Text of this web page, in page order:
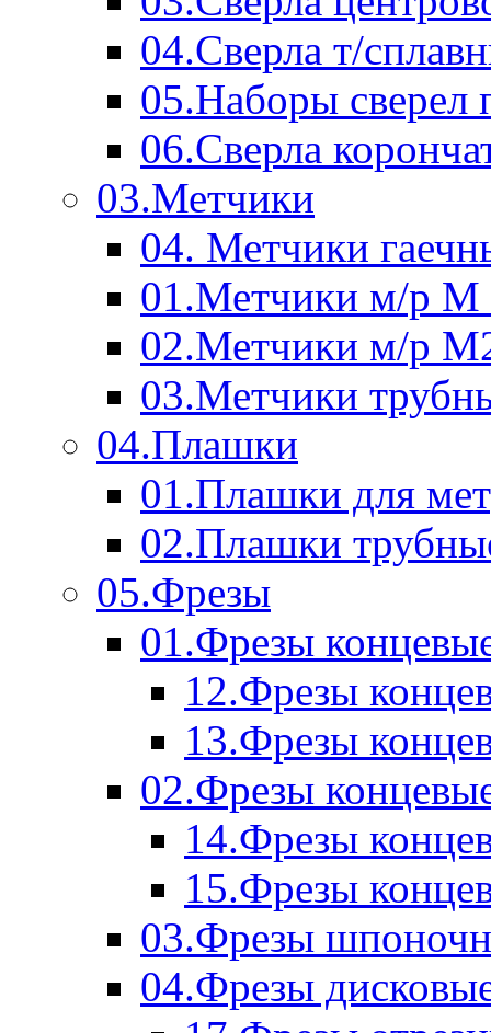
04.Сверла т/
05.Наборы сверел
06.Сверла
03.Метчики
04. Метчики
01.Метчики м/р М
02.Метчики м/р
03.Метчики
04.Плашки
01.Плашки для
02.Плашки
05.Фрезы
01.Фрезы
12.Фрезы
13.Фрезы
02.Фрезы
14.Фрезы
15.Фрезы
03.Фрезы
04.Фрезы